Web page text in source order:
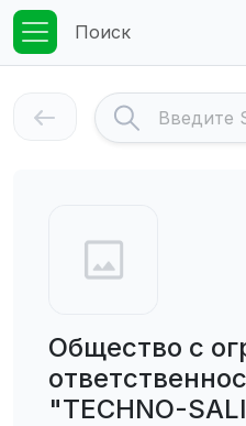
Поиск
Общество с
"TECHNO-